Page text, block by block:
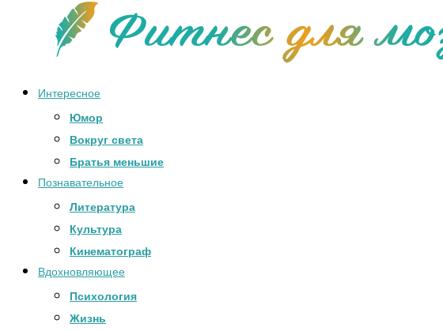
Интересное
Юмор
Вокруг света
Братья меньшие
Познавательное
Литература
Культура
Кинематограф
Вдохновляющее
Психология
Жизнь